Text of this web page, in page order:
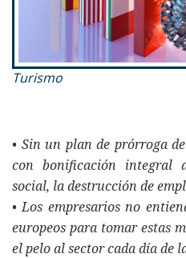
Turismo
• Sin un plan de prórroga
con bonificación integral
social, la destrucción de
• Los empresarios no
europeos para tomar estas
el pelo al sector cada día de